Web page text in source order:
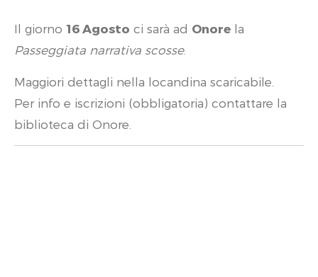
Il giorno 16 Agosto ci sarà ad Onore la
Passeggiata narrativa scosse.
Maggiori dettagli nella locandina scaricabile.
Per info e iscrizioni (obbligatoria) contattare la
biblioteca di Onore.